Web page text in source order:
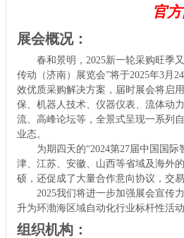
官
展会概况：
春和景明， 2025新一轮采购旺季
传动（济南）展览会”将于2025年3月
效优质采购解决方案，届时展会将启
保、机器人技术、仪器仪表、流体动
流、高峰论坛等，全景式呈现一系列
业态。
为期四天的“2024第27届中国国
津、江苏、安徽、山西等省域及海外
硕，还促成了大量合作意向协议，交
2025我们将进一步加强展会宣传
升为环渤海区域自动化行业标杆性活
组织机构：